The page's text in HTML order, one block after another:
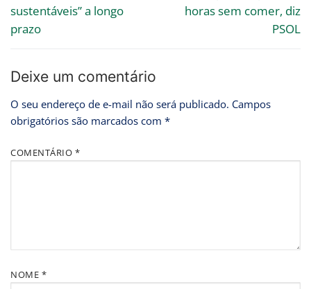
sustentáveis” a longo
prazo
horas sem comer, diz
PSOL
Deixe um comentário
O seu endereço de e-mail não será publicado. Campos
obrigatórios são marcados com *
COMENTÁRIO *
NOME *